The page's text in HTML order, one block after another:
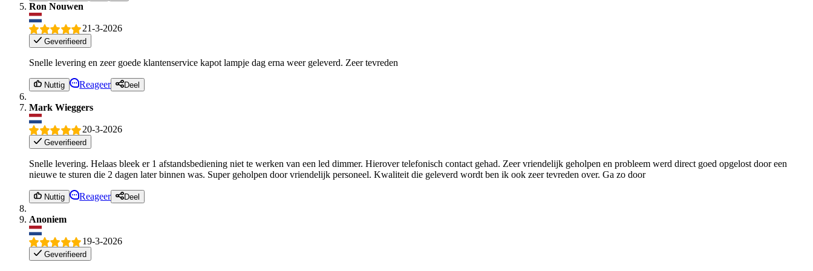
Ron Nouwen
21-3-2026
Geverifieerd
Snelle levering en zeer goede klantenservice kapot lampje dag erna weer geleverd. Zeer tevreden
Nuttig Reageer Deel
Mark Wieggers
20-3-2026
Geverifieerd
Snelle levering. Helaas bleek er 1 afstandsbediening niet te werken van een led dimmer. Hierover telefonisch contact gehad. Zeer vriendelijk geholpen en probleem werd direct goed opgelost door een
nieuwe te sturen die 2 dagen later binnen was. Super geholpen door vriendelijk personeel. Kwaliteit die geleverd wordt ben ik ook zeer tevreden over. Ga zo door
Nuttig Reageer Deel
Anoniem
19-3-2026
Geverifieerd